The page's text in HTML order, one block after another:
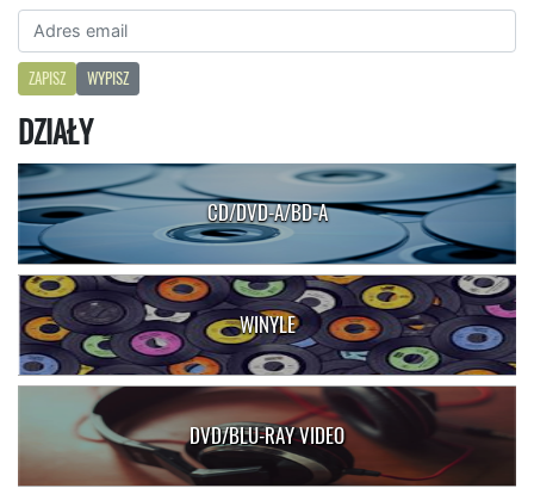
ZAPISZ WYPISZ
DZIAŁY
CD/DVD-A/BD-A
WINYLE
DVD/BLU-RAY VIDEO